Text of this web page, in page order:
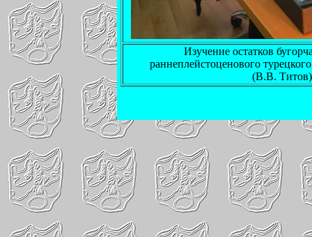
Изучение остатков
раннеплейстоценового
(В.В.